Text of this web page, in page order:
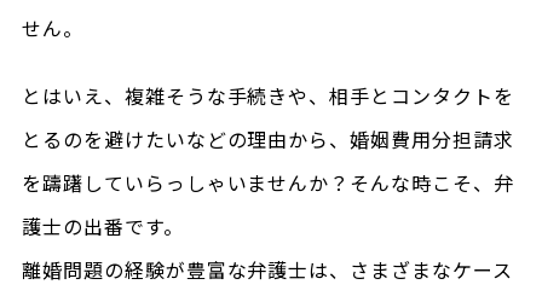
せん。
とはいえ、複雑そうな手続きや、相手とコンタクトを
とるのを避けたいなどの理由から、婚姻費用分担請求
を躊躇していらっしゃいませんか？そんな時こそ、弁
護士の出番です。
離婚問題の経験が豊富な弁護士は、さまざまなケース